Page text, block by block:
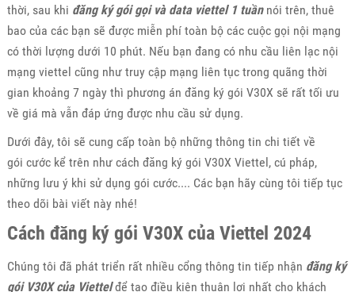
thời, sau khi đăng ký gói gọi và data viettel 1 tuầnnói trên, thuê
bao của các bạn sẽ được miễn phí toàn bộ các cuộc gọi nội mạng
có thời lượng dưới 10 phút. Nếu bạn đang có nhu cầu liên lạc nội
mạng viettel cũng như truy cập mạng liên tục trong quãng thời
gian khoảng 7 ngày thì phương án đăng ký gói V30X sẽ rất tối ưu
về giá mà vẫn đáp ứng được nhu cầu sử dụng.
Dưới đây, tôi sẽ cung cấp toàn bộ những thông tin chi tiết về
gói cước kể trên như cách đăng ký gói V30X Viettel, cú pháp,
những lưu ý khi sử dụng gói cước.... Các bạn hãy cùng tôi tiếp tục
theo dõi bài viết này nhé!
Cách đăng ký gói V30X của Viettel 2024
Chúng tôi đã phát triển rất nhiều cổng thông tin tiếp nhận đăng ký
gói V30X của Viettelđể tạo điều kiện thuận lợi nhất cho khách